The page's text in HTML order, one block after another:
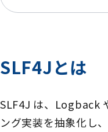
SLF4Jとは
SLF4J は、Logback
ング実装を抽象化し